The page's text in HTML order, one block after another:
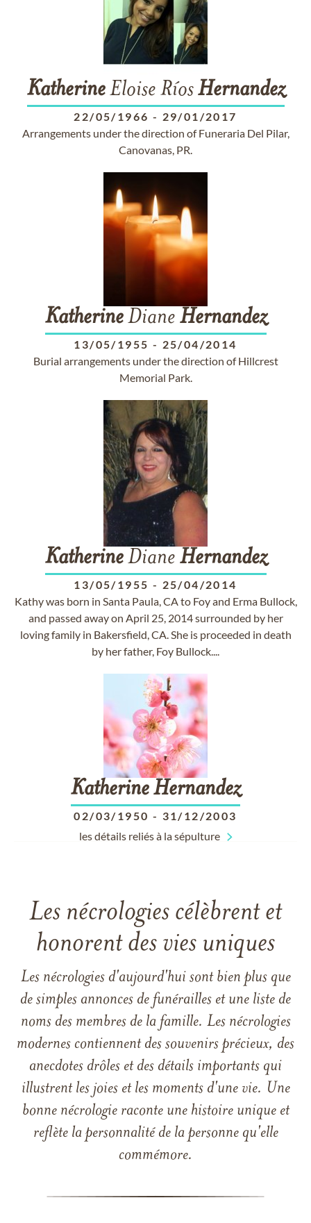
KatherineEloise RíosHernandez
22/05/1966 - 29/01/2017
Arrangements under the direction of Funeraria Del Pilar,
Canovanas, PR.
KatherineDiane Hernandez
13/05/1955 - 25/04/2014
Burial arrangements under the direction of Hillcrest
Memorial Park.
KatherineDiane Hernandez
13/05/1955 - 25/04/2014
Kathy was born in Santa Paula, CA to Foy and Erma Bullock,
and passed away on April 25, 2014 surrounded by her
loving family in Bakersfield, CA. She is proceeded in death
by her father, Foy Bullock....
KatherineHernandez
02/03/1950 - 31/12/2003
les détails reliés à la sépulture
Les nécrologies célèbrent et
honorent des vies uniques
Les nécrologies d'aujourd'hui sont bien plus que
de simples annonces de funérailles et une liste de
noms des membres de la famille. Les nécrologies
modernes contiennent des souvenirs précieux, des
anecdotes drôles et des détails importants qui
illustrent les joies et les moments d'une vie. Une
bonne nécrologie raconte une histoire unique et
reflète la personnalité de la personne qu'elle
commémore.